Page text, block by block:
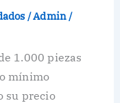
/Admin /
1.000 piezas
mínimo
su precio